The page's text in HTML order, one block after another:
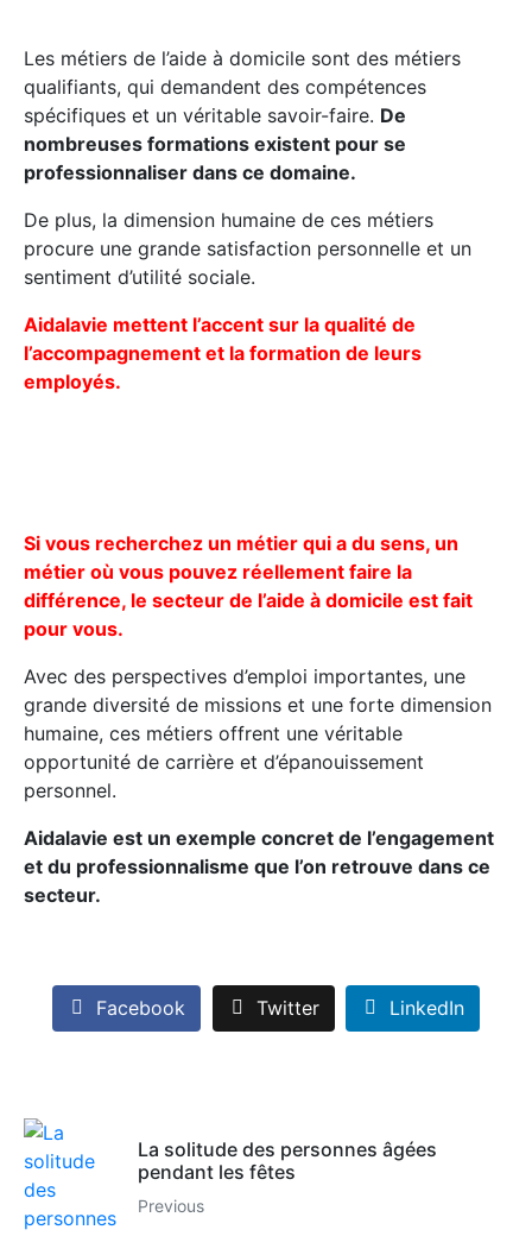
Les métiers de l’aide à domicile sont des métiers
qualifiants, qui demandent des compétences
spécifiques et un véritable savoir-faire. De
nombreuses formations existent pour se
professionnaliser dans ce domaine.
De plus, la dimension humaine de ces métiers
procure une grande satisfaction personnelle et un
sentiment d’utilité sociale.
Aidalavie mettent l’accent sur la qualité de
l’accompagnement et la formation de leurs
employés.
Si vous recherchez un métier qui a du sens, un
métier où vous pouvez réellement faire la
différence, le secteur de l’aide à domicile est fait
pour vous.
Avec des perspectives d’emploi importantes, une
grande diversité de missions et une forte dimension
humaine, ces métiers offrent une véritable
opportunité de carrière et d’épanouissement
personnel.
Aidalavie est un exemple concret de l’engagement
et du professionnalisme que l’on retrouve dans ce
secteur.
Facebook Twitter LinkedIn
La solitude des personnes âgées
pendant les fêtes
Previous